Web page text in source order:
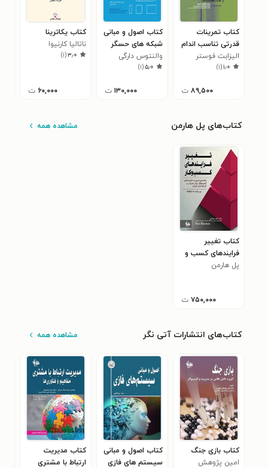
کتاب تمرینات
قدرتی تناسب اندام
سال
الیزابت فوستر
۱٫۰(۱)
۸۹,۵۰۰ ت
کتاب اصول و مبانی
شبکه های حسگر
بیسیم
والنتوس دارگی
۵٫۰(۱)
۱۳۰,۰۰۰ ت
کتاب یکاترینا
ناتالیا کارنیوا
۳٫۰(۱)
۶۰,۰۰۰ ت
کتاب‌های پل هارمن مشاهده همه
کتاب تغییر
فرایند‌های کسب و
کار
پل هارمن
۷۵۰,۰۰۰ ت
کتاب‌های انتشارات آتی نگر مشاهده همه
کتاب بازی جنگ
امین پژوهش
کتاب اصول و مبانی
سیستم های فازی
کتاب مدیریت
ارتباط با مشتری